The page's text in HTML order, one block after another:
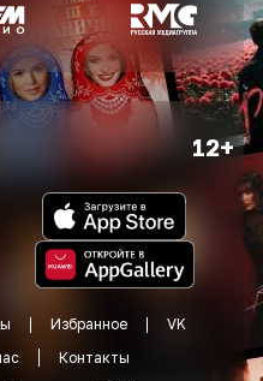
12+
Избранное
VK
Контакты